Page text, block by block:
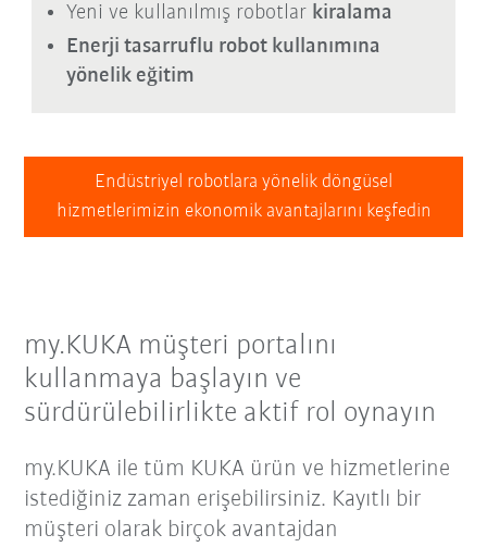
Yeni ve kullanılmış robotlar kiralama
Enerji tasarruflu robot kullanımına
yönelik eğitim
Endüstriyel robotlara yönelik döngüsel
hizmetlerimizin ekonomik avantajlarını keşfedin
my.KUKA müşteri portalını
kullanmaya başlayın ve
sürdürülebilirlikte aktif rol oynayın
my.KUKA ile tüm KUKA ürün ve hizmetlerine
istediğiniz zaman erişebilirsiniz. Kayıtlı bir
müşteri olarak birçok avantajdan